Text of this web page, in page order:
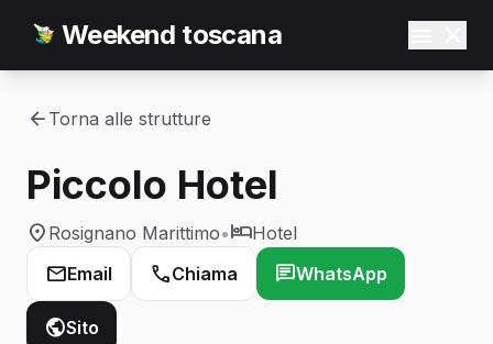
Weekend toscana
Torna alle strutture
Piccolo Hotel
Rosignano Marittimo•
Hotel
Email
Chiama WhatsApp
Sito